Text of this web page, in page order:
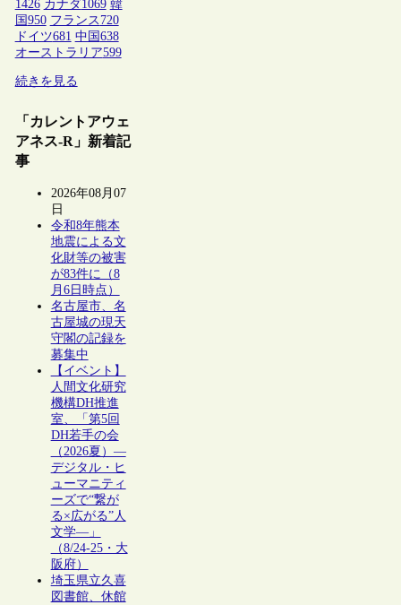
1426 カナダ1069 韓
国 950 フランス 720
ドイツ681 中国 638
オーストラリア599
続きを見る
「カレントアウェ
アネス-R」新着記
事
2026年08月07
日
令和8年熊本
地震による文
化財等の被害
が83件に（8
月6日時点）
名古屋市、名
古屋城の現天
守閣の記録を
募集中
【イベント】
人間文化研究
機構DH推進
室、「第5回
DH若手の会
（2026夏）―
デジタル・ヒ
ューマニティ
ーズで“繋が
る×広がる”人
文学―」
（8/24-25・大
阪府）
埼玉県立久喜
図書館、休館